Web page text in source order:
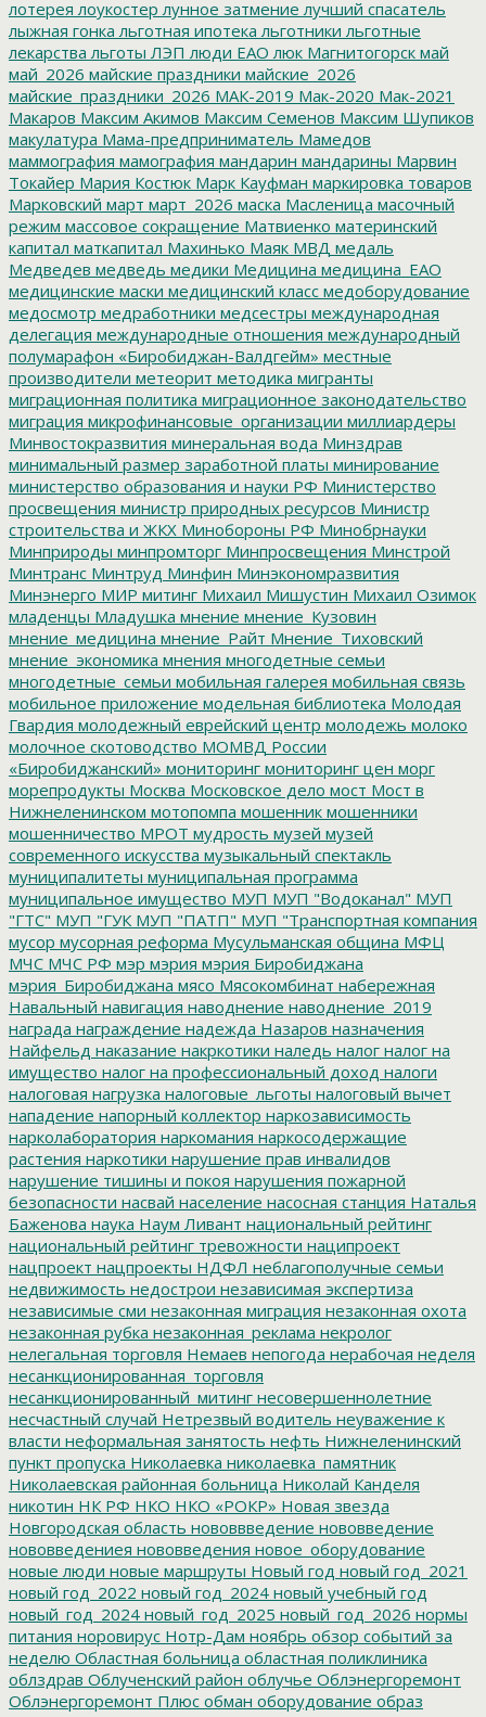
лотерея лоукостер лунное затмение лучший спасатель
лыжная гонка льготная ипотека льготники льготные
лекарства льготы ЛЭП люди ЕАО люк Магнитогорск май
май_2026 майские праздники майские_2026
майские_праздники_2026 МАК-2019 Мак-2020 Мак-2021
Макаров Максим Акимов Максим Семенов Максим Шупиков
макулатура Мама-предприниматель Мамедов
маммография мамография мандарин мандарины Марвин
Токайер Мария Костюк Марк Кауфман маркировка товаров
Марковский март март_2026 маска Масленица масочный
режим массовое сокращение Матвиенко материнский
капитал маткапитал Махинько Маяк МВД медаль
Медведев медведь медики Медицина медицина_ЕАО
медицинские маски медицинский класс медоборудование
медосмотр медработники медсестры международная
делегация международные отношения международный
полумарафон «Биробиджан-Валдгейм» местные
производители метеорит методика мигранты
миграционная политика миграционное законодательство
миграция микрофинансовые_организации миллиардеры
Минвостокразвития минеральная вода Минздрав
минимальный размер заработной платы минирование
министерство образования и науки РФ Министерство
просвещения министр природных ресурсов Министр
строительства и ЖКХ Минобороны РФ Минобрнауки
Минприроды минпромторг Минпросвещения Минстрой
Минтранс Минтруд Минфин Минэкономразвития
Минэнерго МИР митинг Михаил Мишустин Михаил Озимок
младенцы Младушка мнение мнение_Кузовин
мнение_медицина мнение_Райт Мнение_Тиховский
мнение_экономика мнения многодетные семьи
многодетные_семьи мобильная галерея мобильная связь
мобильное приложение модельная библиотека Молодая
Гвардия молодежный еврейский центр молодежь молоко
молочное скотоводство МОМВД России
«Биробиджанский» мониторинг мониторинг цен морг
морепродукты Москва Московское дело мост Мост в
Нижнеленинском мотопомпа мошенник мошенники
мошенничество МРОТ мудрость музей музей
современного искусства музыкальный спектакль
муниципалитеты муниципальная программа
муниципальное имущество МУП МУП "Водоканал" МУП
"ГТС" МУП "ГУК МУП "ПАТП" МУП "Транспортная компания
мусор мусорная реформа Мусульманская община МФЦ
МЧС МЧС РФ мэр мэрия мэрия Биробиджана
мэрия_Биробиджана мясо Мясокомбинат набережная
Навальный навигация наводнение наводнение_2019
награда награждение надежда Назаров назначения
Найфельд наказание накркотики наледь налог налог на
имущество налог на профессиональный доход налоги
налоговая нагрузка налоговые_льготы налоговый вычет
нападение напорный коллектор наркозависимость
нарколаборатория наркомания наркосодержащие
растения наркотики нарушение прав инвалидов
нарушение тишины и покоя нарушения пожарной
безопасности насвай население насосная станция Наталья
Баженова наука Наум Ливант национальный рейтинг
национальный рейтинг тревожности наципроект
нацпроект нацпроекты НДФЛ неблагополучные семьи
недвижимость недострои независимая экспертиза
независимые сми незаконная миграция незаконная охота
незаконная рубка незаконная_реклама некролог
нелегальная торговля Немаев непогода нерабочая неделя
несанкционированная_торговля
несанкционированный_митинг несовершеннолетние
несчастный случай Нетрезвый водитель неуважение к
власти неформальная занятость нефть Нижнеленинский
пункт пропуска Николаевка николаевка_памятник
Николаевская районная больница Николай Канделя
никотин НК РФ НКО НКО «РОКР» Новая звезда
Новгородская область нововвведение нововведение
нововведениея нововведения новое_оборудование
новые люди новые маршруты Новый год новый год_2021
новый год_2022 новый год_2024 новый учебный год
новый_год_2024 новый_год_2025 новый_год_2026 нормы
питания норовирус Нотр-Дам ноябрь обзор событий за
неделю Областная больница областная поликлиника
облздрав Облученский район облучье Облэнергоремонт
Облэнергоремонт Плюс обман оборудование образ